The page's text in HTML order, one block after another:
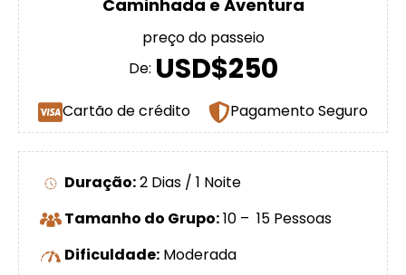
Caminhada e Aventura
preço do passeio
De: USD$250
Cartão de crédito Pagamento Seguro
Duração:2 Dias / 1 Noite
Tamanho do Grupo:10 – 15 Pessoas
Dificuldade: Moderada